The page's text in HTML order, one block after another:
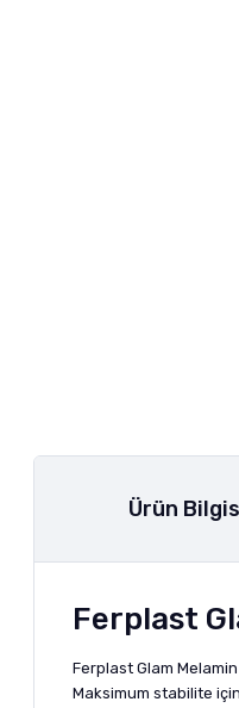
Ürün
Ferplast
Ferplast Glam
Maksimum stabilite